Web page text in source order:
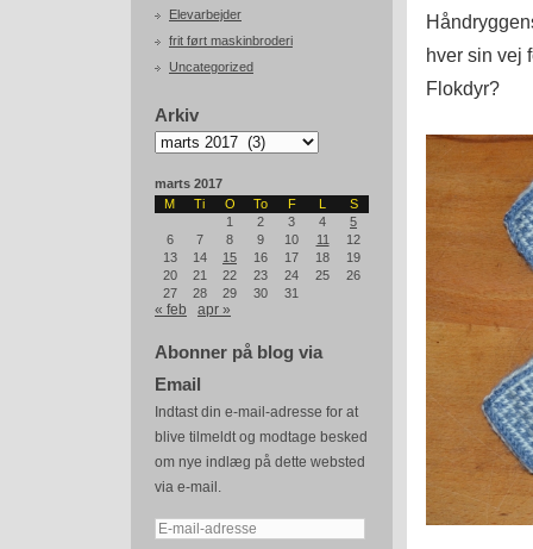
Elevarbejder
frit ført maskinbroderi
Uncategorized
Arkiv
Arkiv
marts 2017
M
Ti O To F L
S
1
2 3 4
5
6
7 8 9 10 11
12
13
14 15 16 17 18
19
20
21 22 23 24 25
26
27
28 29 30 31
« feb apr »
Abonner på blog via
Email
Indtast din e-mail-adresse for at
blive tilmeldt og modtage besked
om nye indlæg på dette websted
via e-mail.
E-
hver sin vej
Flokdyr?